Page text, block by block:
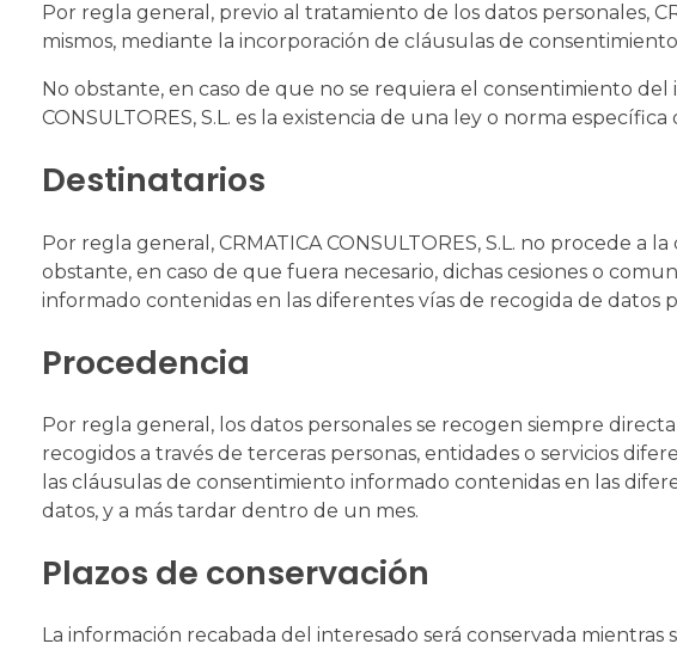
Por regla general, previo al tratamiento de los datos personales,
mismos, mediante la incorporación de cláusulas de
No obstante, en caso de que no se requiera el consentimiento
CONSULTORES, S.L. es la existencia de una ley o norma
Destinatarios
Por regla general, CRMATICA CONSULTORES, S.L. no procede
obstante, en caso de que fuera necesario, dichas cesiones o
informado contenidas en las diferentes vías de recogida de datos
Procedencia
Por regla general, los datos personales se recogen siempre
recogidos a través de terceras personas, entidades o servicios
las cláusulas de consentimiento informado contenidas en las
datos, y a más tardar dentro de un mes.
Plazos de conservación
La información recabada del interesado será conservada